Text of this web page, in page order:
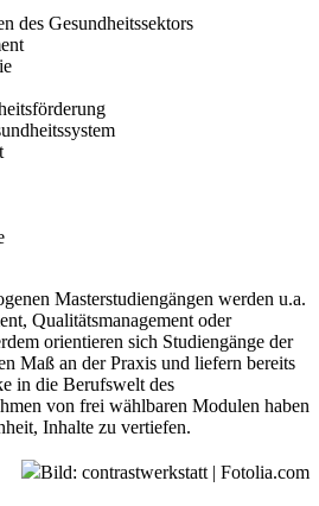
des Gesundheitssektors
Masterstudiengängen werden u.a.
Qualitätsmanagement oder
orientieren sich Studiengänge der
Maß an der Praxis und liefern bereits
in die Berufswelt des
von frei wählbaren Modulen haben
Inhalte zu vertiefen.
Bild: contrastwerkstatt | Fotolia.com